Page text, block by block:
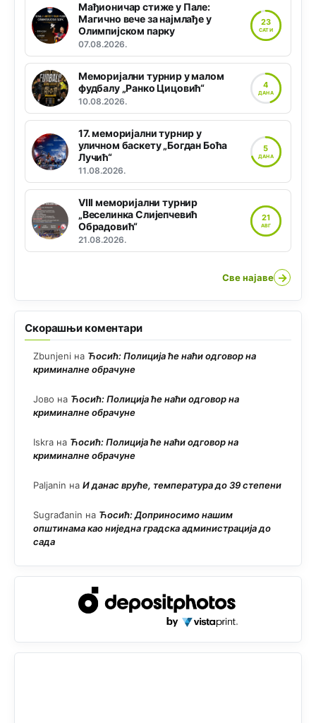
Мађионичар стиже у Пале:
Магично вече за најмлађе у
Олимпијском парку
07.08.2026.
23
САТИ
Меморијални турнир у малом
фудбалу „Ранко Цицовић“
10.08.2026.
4
ДАНА
17. меморијални турнир у
уличном баскету „Богдан Боћа
Лучић“
11.08.2026.
5
ДАНА
VIII меморијални турнир
„Веселинка Слијепчевић
Обрадовић“
21.08.2026.
21
АВГ
Све најаве →
Скорашњи коментари
Zbunjeni на Ћосић: Полиција ће наћи одговор на
криминалне обрачуне
Јово на Ћосић: Полиција ће наћи одговор на
криминалне обрачуне
Iskra на Ћосић: Полиција ће наћи одговор на
криминалне обрачуне
Paljanin на И данас вруће, температура до 39 степени
Sugrađanin на Ћосић: Доприносимо нашим
општинама као ниједна градска администрација до
сада